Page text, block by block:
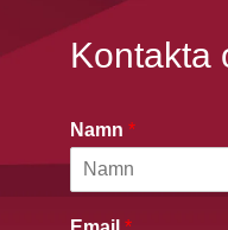
Kontakta
Namn*